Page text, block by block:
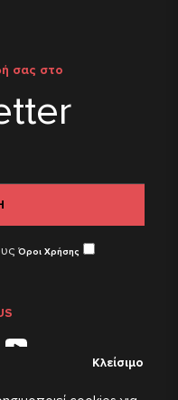
Κλείσιμο
σας στο
Όροι Χρήσης